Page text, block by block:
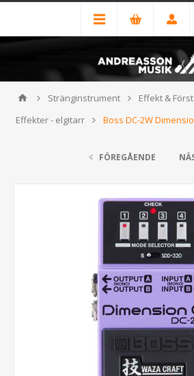
Stränginstrument
Effekt &
Effekter - elgitarr
Boss DC-2W
FÖREGÅENDE